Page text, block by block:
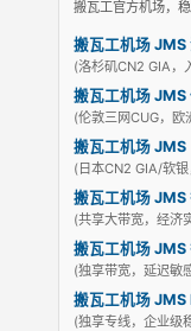
搬瓦工官方机场，
搬瓦工机场 JMS
(洛杉矶CN2 GIA，
搬瓦工机场 JMS
(伦敦三网CUG，
搬瓦工机场 JMS
(日本CN2 GIA/软
搬瓦工机场
(共享大带宽，经济
搬瓦工机场 JMS
(独享带宽，延迟敏
搬瓦工机场 JMS
(独享专线，企业级